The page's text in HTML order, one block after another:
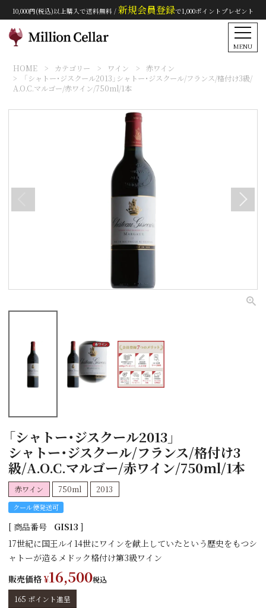
10,000円(税込)以上購入で送料無料 / 新規会員登録で1,000ポイントプレゼント
MENU
HOME カテゴリー ワイン
赤ワイン
「シャトー・ジスクール2013」シャトー・ジスクール/フランス/格付け3級/
A.O.C.マルゴー/赤ワイン/750ml/1本
「シャトー・ジスクール2013」
シャトー・ジスクール/フランス/格付け3
級/A.O.C.マルゴー/赤ワイン/750ml/1本
赤ワイン 750ml 2013
クール便発送可
商品番号
GIS13
17世紀に国王ルイ14世にワインを献上していたという歴史をもつシ
ャトーが造るメドック格付け第3級ワイン
販売価格 ¥16,500税込
165 ポイント進呈